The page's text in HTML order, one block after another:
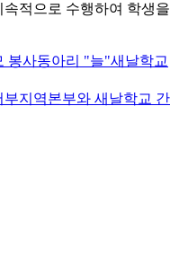
적으로 수행하여 학생을
봉사동아리 "늘"새날학교
지역본부와 새날학교 간